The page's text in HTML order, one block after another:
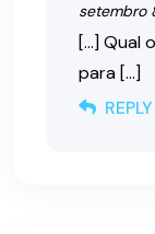
setembro
[…] Qual
para […]
REPLY